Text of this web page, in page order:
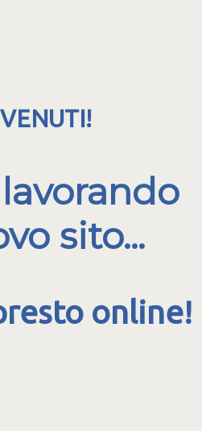
sito...
online!